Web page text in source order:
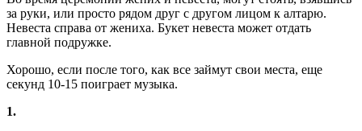
за руки, или просто рядом друг с другом лицом к алтарю.
Невеста справа от жениха. Букет невеста может отдать
главной подружке.
Хорошо, если после того, как все займут свои места, еще
секунд 10-15 поиграет музыка.
1.